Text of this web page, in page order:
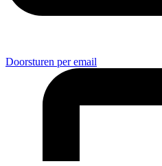
Doorsturen per email